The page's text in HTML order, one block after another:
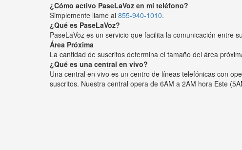
¿Cómo activo PaseLaVoz en mi teléfono?
Simplemente llame al 855-940-1010.
¿Qué es PaseLaVoz?
PaseLaVoz es un servicio que facilita la comunicación entre
Área Próxima
La cantidad de suscritos determina el tamaño del área
¿Qué es una central en vivo?
Una central en vivo es un centro de líneas telefónicas con
suscritos. Nuestra central opera de 6AM a 2AM hora Este